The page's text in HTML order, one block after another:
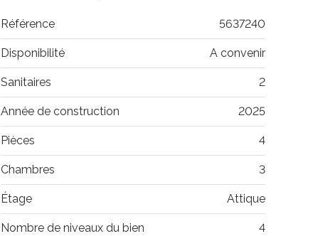
Référence 5637240
Disponibilité A convenir
Sanitaires 2
Année de construction 2025
Pièces 4
Chambres 3
Étage Attique
Nombre de niveaux du bien 4